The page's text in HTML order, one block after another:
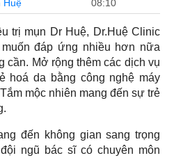
Huệ
08:10
trị mụn Dr Huệ, Dr.Huệ Clinic
đáp ứng nhiều hơn nữa
cần. Mở rộng thêm các dịch vụ
hoá da bằng công nghệ máy
mộc nhiên mang đến sự trẻ
đến không gian sang trọng
ngũ bác sĩ có chuyên môn